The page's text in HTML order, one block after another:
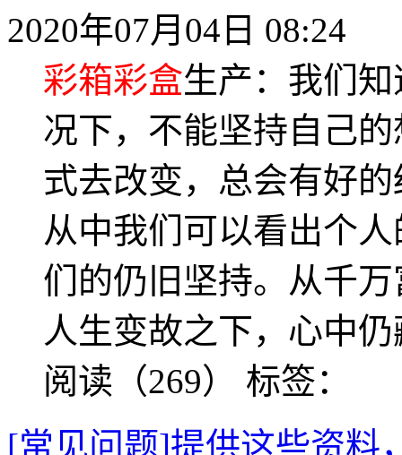
2020年07月04日 08:24
彩箱彩盒生产：我们
况下，不能坚持自己
式去改变，总会有好
从中我们可以看出个
们的仍旧坚持。从千
人生变故之下，心中
阅读（269） 标签：
[常见问题]提供这些资料